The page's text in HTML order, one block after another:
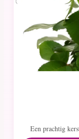
Een prachtig